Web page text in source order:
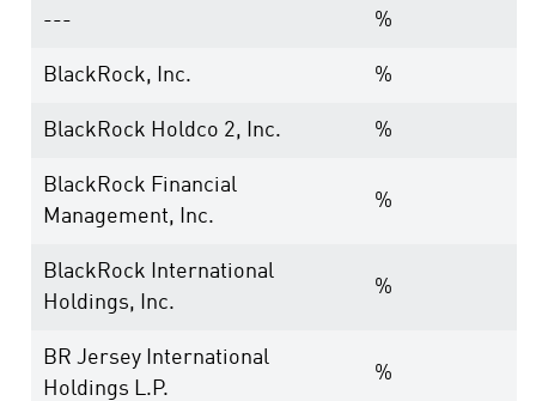
--- %
BlackRock, Inc. %
BlackRock Holdco 2, Inc. %
BlackRock Financial
Management, Inc.
%
BlackRock International
Holdings, Inc.
%
BR Jersey International
Holdings L.P.
%